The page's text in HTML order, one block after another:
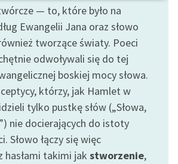
do
i
— to, które było na
Ewangelii Jana oraz słowo
tworzące światy. Poeci
odwoływali się do tej
boskiej mocy słowa.
którzy, jak Hamlet w
tylko pustkę słów („Słowa,
nie docierających do istoty
Słowo łączy się więc
hasłami takimi jak stworzenie,